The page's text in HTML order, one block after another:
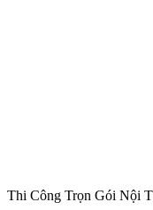
Thi Công Trọn Gói Nội